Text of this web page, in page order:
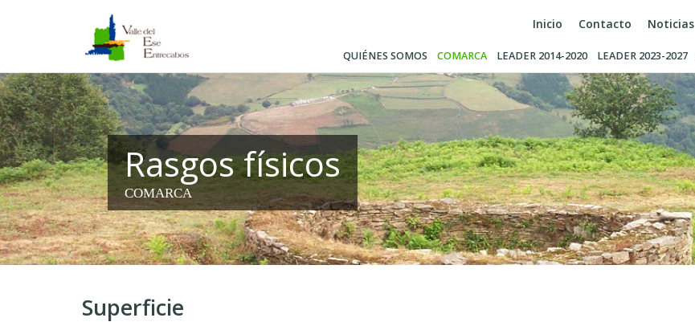
Inicio Contacto Noticias
QUIÉNES SOMOS COMARCA LEADER 2014-2020 LEADER 2023-2027
Rasgos físicos
COMARCA
Superficie